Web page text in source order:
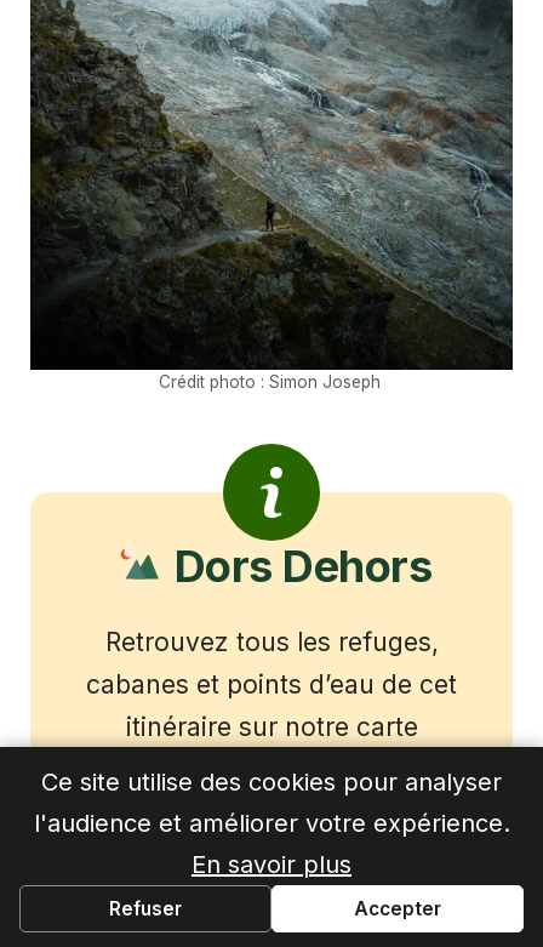
Crédit photo : Simon Joseph
Dors Dehors
Retrouvez tous les refuges,
cabanes et points d’eau de cet
itinéraire sur notre carte
interactive.
Explorer la carte →
Ce site utilise des cookies pour analyser
l'audience et améliorer votre expérience.
En savoir plus
Refuser Accepter